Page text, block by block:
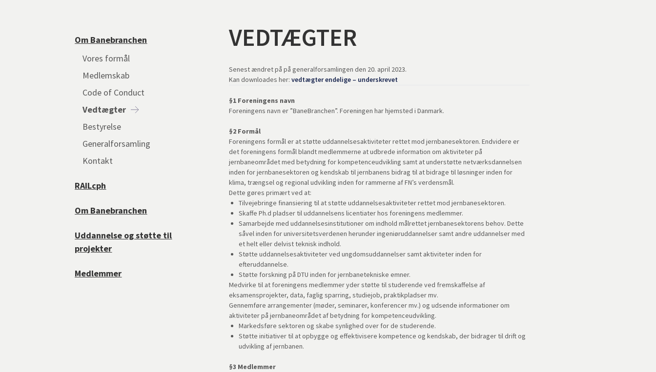
Om Banebranchen
Vores formål
Medlemskab
Code of Conduct
Vedtægter
Bestyrelse
Generalforsamling
Kontakt
RAILcph
Om Banebranchen
Uddannelse og støtte til
projekter
Medlemmer
VEDTÆGTER
Senest ændret på på generalforsamlingen den 20. april 2023.
Kan downloades her:vedtægter endelige – underskrevet
§1 Foreningens navn
Foreningens navn er ”BaneBranchen”. Foreningen har hjemsted i Danmark.
§2 Formål
Foreningens formål er at støtte uddannelsesaktiviteter rettet mod jernbanesektoren. Endvidere er
det foreningens formål blandt medlemmerne at udbrede information om aktiviteter på
jernbaneområdet med betydning for kompetenceudvikling samt at understøtte netværksdannelsen
inden for jernbanesektoren og kendskab til jernbanens bidrag til at bidrage til løsninger inden for
klima, trængsel og regional udvikling inden for rammerne af FN’s verdensmål.
Dette gøres primært ved at:
Tilvejebringe finansiering til at støtte uddannelsesaktiviteter rettet mod jernbanesektoren.
Skaffe Ph.d pladser til uddannelsens licentiater hos foreningens medlemmer.
Samarbejde med uddannelsesinstitutioner om indhold målrettet jernbanesektorens behov. Dette
såvel inden for universitetsverdenen herunder ingeniøruddannelser samt andre uddannelser med
et helt eller delvist teknisk indhold.
Støtte uddannelsesaktiviteter ved ungdomsuddannelser samt aktiviteter inden for
efteruddannelse.
Støtte forskning på DTU inden for jernbanetekniske emner.
Medvirke til at foreningens medlemmer yder støtte til studerende ved fremskaffelse af
eksamensprojekter, data, faglig sparring, studiejob, praktikpladser mv.
Gennemføre arrangementer (møder, seminarer, konferencer mv.) og udsende informationer om
aktiviteter på jernbaneområdet af betydning for kompetenceudvikling.
Markedsføre sektoren og skabe synlighed over for de studerende.
Støtte initiativer til at opbygge og effektivisere kompetence og kendskab, der bidrager til drift og
udvikling af jernbanen.
§3 Medlemmer